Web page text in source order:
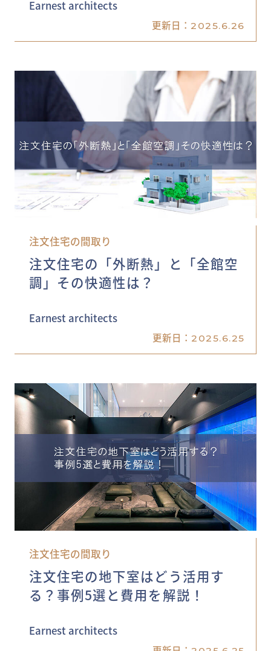
Earnest architects
更新日： 2025.6.26
注文住宅の間取り
注文住宅の「外断熱」と「全館空
調」その快適性は？
Earnest architects
更新日： 2025.6.25
注文住宅の間取り
注文住宅の地下室はどう活用す
る？事例5選と費用を解説！
Earnest architects